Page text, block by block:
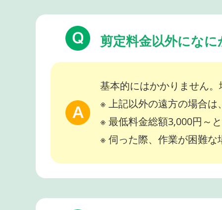
剪定料金以外にな
基本的にはかかりません
※ 上記以外の遠方の場合
※ 最低料金総額3,000円～
※ 伺った際、作業が困難